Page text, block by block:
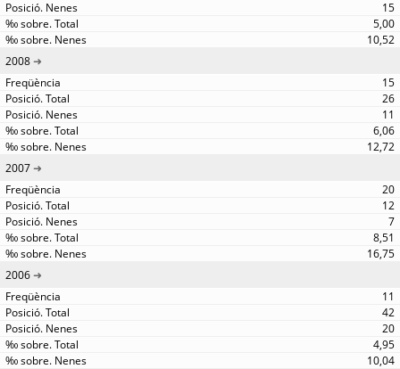
15
5,00
10,52
2008
15
26
11
6,06
12,72
2007
20
12
7
8,51
16,75
2006
11
42
20
4,95
10,04